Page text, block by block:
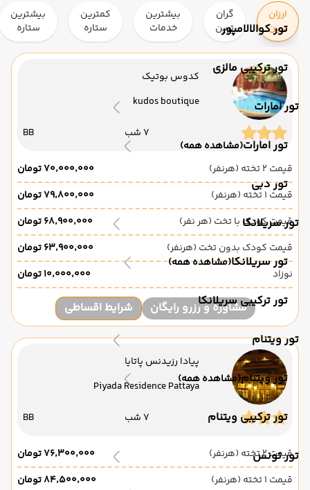
تور کوالالامپور
تور ترکیبی مالزی
تور امارات
تور امارات(مشاهده همه)
تور دبی
تور سریلانکا
تور سریلانکا(مشاهده همه)
تور ترکیبی سریلانکا
تور ویتنام
تور ویتنام(مشاهده همه)
تور ترکیبی ویتنام
تور تونس
ارزان
ترین
گران
ترین
بیشترین
خدمات
کمترین
ستاره
بیشترین
ستاره
کدوس بوتیک
kudos boutique
7 شب BB
قیمت 2 تخته (هرنفر)
۷۰٬۰۰۰٬۰۰۰ تومان
قیمت 1 تخته (هرنفر)
۷۹٬۸۰۰٬۰۰۰ تومان
قیمت کودک با تخت (هر نفر)
۶۸٬۹۰۰٬۰۰۰ تومان
قیمت کودک بدون تخت (هرنفر)
۶۳٬۹۰۰٬۰۰۰ تومان
نوزاد
۱۰٬۰۰۰٬۰۰۰ تومان
مشاوره و رزرو رایگان شرایط اقساطی
پیادا رزیدنس پاتایا
Piyada Residence Pattaya
7 شب BB
قیمت 2 تخته (هرنفر)
۷۶٬۳۰۰٬۰۰۰ تومان
قیمت 1 تخته (هرنفر)
۸۴٬۵۰۰٬۰۰۰ تومان